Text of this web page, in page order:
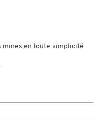
mines en toute simplicité